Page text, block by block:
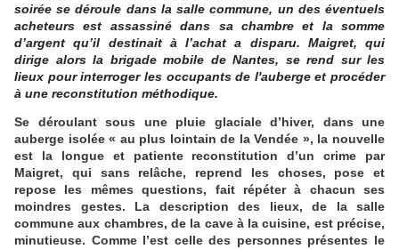
soirée se déroule dans la salle commune, un des éventuels
acheteurs est assassiné dans sa chambre et la somme
d’argent qu’il destinait à l’achat a disparu. Maigret, qui
dirige alors la brigade mobile de Nantes, se rend sur les
lieux pour interroger les occupants de l'auberge et procéder
à une reconstitution méthodique.
Se déroulant sous une pluie glaciale d’hiver, dans une
auberge isolée « au plus lointain de la Vendée », la nouvelle
est la longue et patiente reconstitution d’un crime par
Maigret, qui sans relâche, reprend les choses, pose et
repose les mêmes questions, fait répéter à chacun ses
moindres gestes. La description des lieux, de la salle
commune aux chambres, de la cave à la cuisine, est précise,
minutieuse. Comme l’est celle des personnes présentes le